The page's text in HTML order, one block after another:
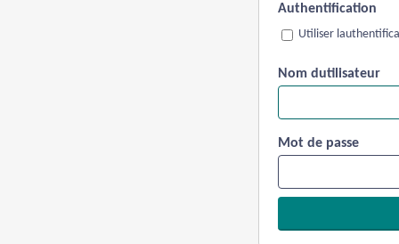
Authentification
Utiliser
Nom dutilisateur
Mot de passe